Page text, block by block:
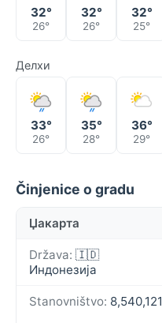
32°
26°
32°
26°
32°
25°
Делхи
33°
26°
35°
28°
36°
29°
Činjenice o gradu
Џакарта
Država: 🇮🇩
Индонезија
Stanovništvo: 8,540,121